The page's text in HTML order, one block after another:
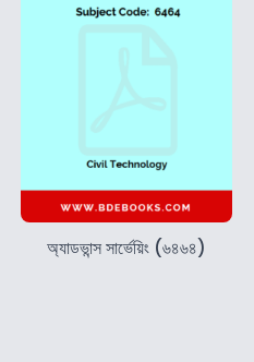
অ্যাডভান্স সার্ভেয়িং (৬৪৬৪)